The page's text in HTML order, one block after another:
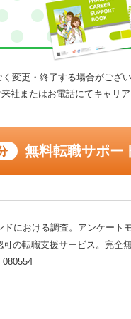
変更・終了する場合がござい
社またはお電話にてキャリ
無料転職サポー
における調査。アンケート
の転職支援サービス。完全